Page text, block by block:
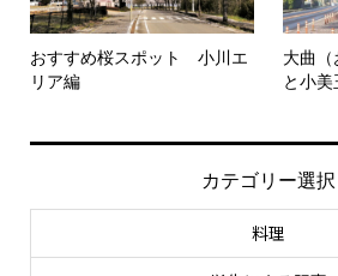
おすすめ桜スポット 小川エ
リア編
大曲
と小
カテゴリー選択
料理